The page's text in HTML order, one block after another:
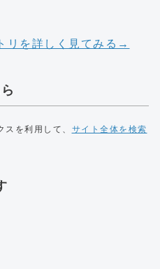
リを詳しく見てみる→
を利用して、 サイト全体を検索